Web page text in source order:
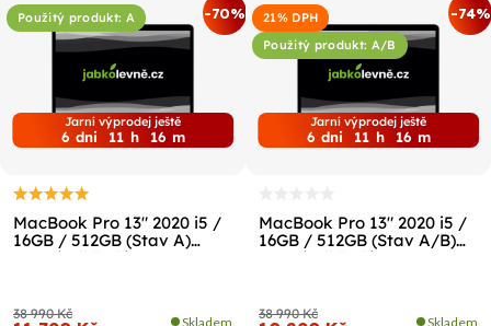
Použitý produkt: A -70%
Jarní výprodej ještě
6 dni 11 h 16 m
MacBook Pro 13" 2020 i5 /
16GB / 512GB (Stav A)
Vesmírně šedá
38 990 Kč
Skladem
21% DPH
Použitý produkt: A/B
-74%
Jarní výprodej ještě
6 dni 11 h 16 m
MacBook Pro 13" 2020 i5 /
16GB / 512GB (Stav A/B)
Vesmírně šedá
38 990 Kč
Skladem